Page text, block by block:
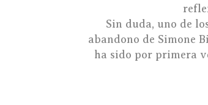
Sin duda, uno de
abandono de Simone
ha sido por primera